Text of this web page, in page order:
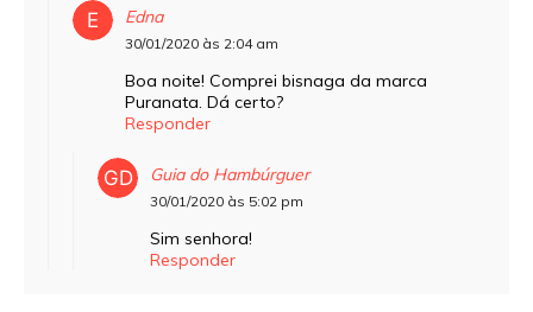
Edna
30/01/2020 às 2:04 am
Boa noite! Comprei bisnaga da marca
Puranata. Dá certo?
Responder
Guia do Hambúrguer
30/01/2020 às 5:02 pm
Sim senhora!
Responder